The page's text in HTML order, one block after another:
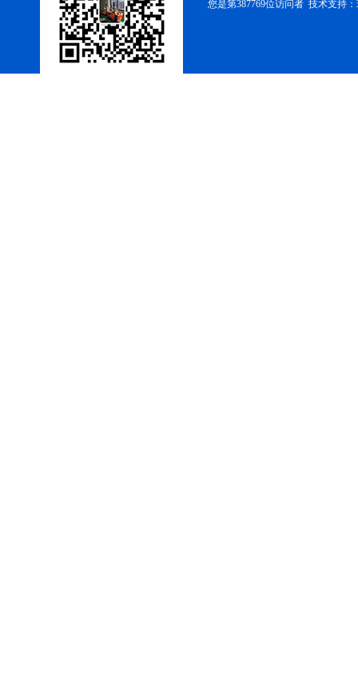
您是第387769位访问者 技术支持：